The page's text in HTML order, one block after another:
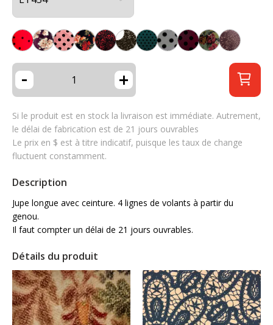
- +
Si le produit est en stock la livraison est immédiate. Autrement,
le délai de fabrication est de 21 jours ouvrables
Le prix en $ est à titre indicatif, puisque les taux de change
fluctuent constamment.
Description
Jupe longue avec ceinture. 4 lignes de volants à partir du
genou.
Il faut compter un délai de 21 jours ouvrables.
Détails du produit